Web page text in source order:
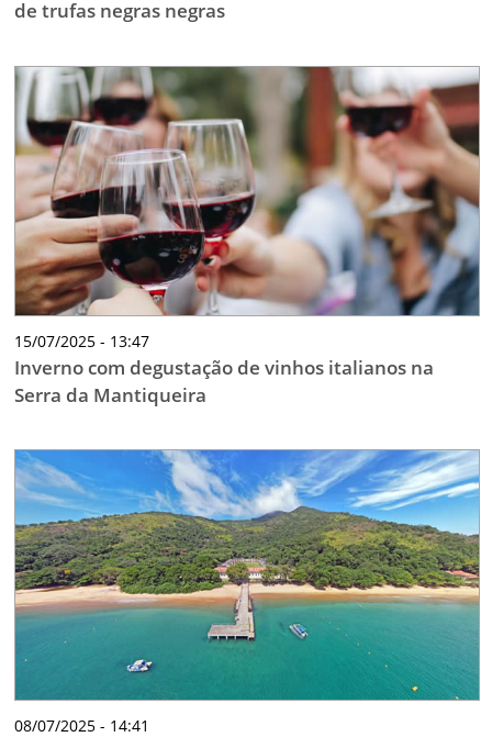
de trufas negras negras
15/07/2025 - 13:47
Inverno com degustação de vinhos italianos na
Serra da Mantiqueira
08/07/2025 - 14:41